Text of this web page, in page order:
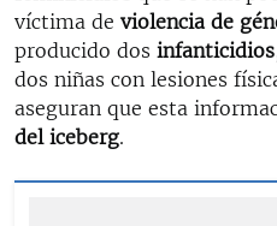
víctima de violencia de
producido dos infanticidios
dos niñas con lesiones
aseguran que esta
del iceberg.